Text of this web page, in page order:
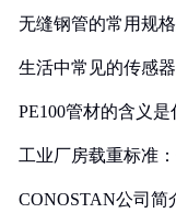
无缝钢管的常用规
生活中常见的传感
PE100管材的含义是
工业厂房载重标准
CONOSTAN公司简